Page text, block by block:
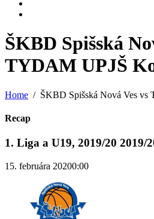
ŠKBD Spišská
TYDAM UPJŠ
Home ŠKBD Spišská Nová Ves
Recap
1. Liga a U19, 2019/20 2019/
15. februára 20200:00